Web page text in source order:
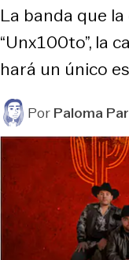
La banda que
“Unx100to”, la
hará un único
PorPaloma